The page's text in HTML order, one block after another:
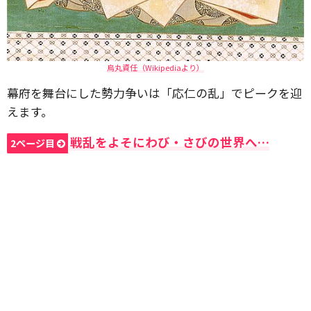
烏丸資任（Wikipediaより）
幕府を舞台にした勢力争いは「応仁の乱」でピークを迎
えます。
2ページ目 戦乱をよそにわび・さびの世界へ…